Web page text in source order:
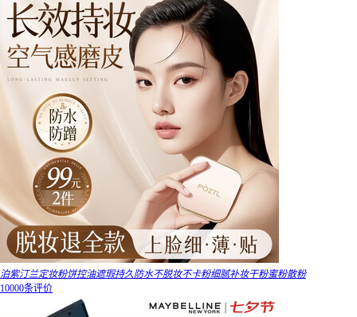
泊紫汀兰定妆粉饼控油遮瑕持久防水不脱妆不卡粉细腻补妆干粉蜜粉散粉
10000条评价